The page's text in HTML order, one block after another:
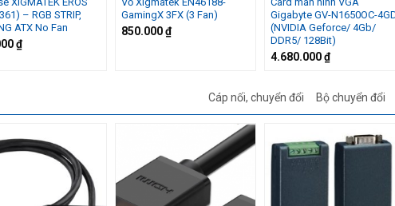
– RGB STRIP,
ATX No Fan
₫
GamingX 3FX (3 Fan)
850.000₫
Gigabyte GV-N1650OC-
(NVIDIA Geforce/ 4Gb/
DDR5/ 128Bit)
4.680.000₫
Cáp nối, chuyển đổi Bộ chuyển đổi